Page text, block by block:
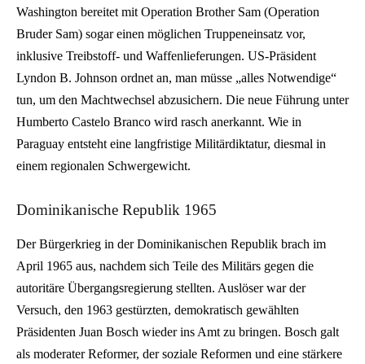
Washington bereitet mit Operation Brother Sam (Operation
Bruder Sam) sogar einen möglichen Truppeneinsatz vor,
inklusive Treibstoff- und Waffenlieferungen. US-Präsident
Lyndon B. Johnson ordnet an, man müsse „alles Notwendige“
tun, um den Machtwechsel abzusichern. Die neue Führung unter
Humberto Castelo Branco wird rasch anerkannt. Wie in
Paraguay entsteht eine langfristige Militärdiktatur, diesmal in
einem regionalen Schwergewicht.
Dominikanische Republik 1965
Der Bürgerkrieg in der Dominikanischen Republik brach im
April 1965 aus, nachdem sich Teile des Militärs gegen die
autoritäre Übergangsregierung stellten. Auslöser war der
Versuch, den 1963 gestürzten, demokratisch gewählten
Präsidenten Juan Bosch wieder ins Amt zu bringen. Bosch galt
als moderater Reformer, der soziale Reformen und eine stärkere